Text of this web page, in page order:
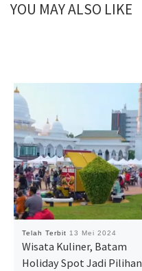
YOU MAY ALSO LIKE
Telah Terbit 13 Mei 2024
Wisata Kuliner, Batam
Holiday Spot Jadi Pilihan